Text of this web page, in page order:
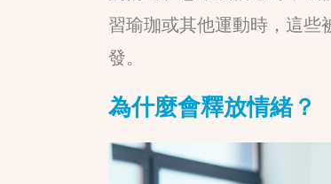
習瑜珈或其他運動時，這些
發。
為什麼會釋放情緒？